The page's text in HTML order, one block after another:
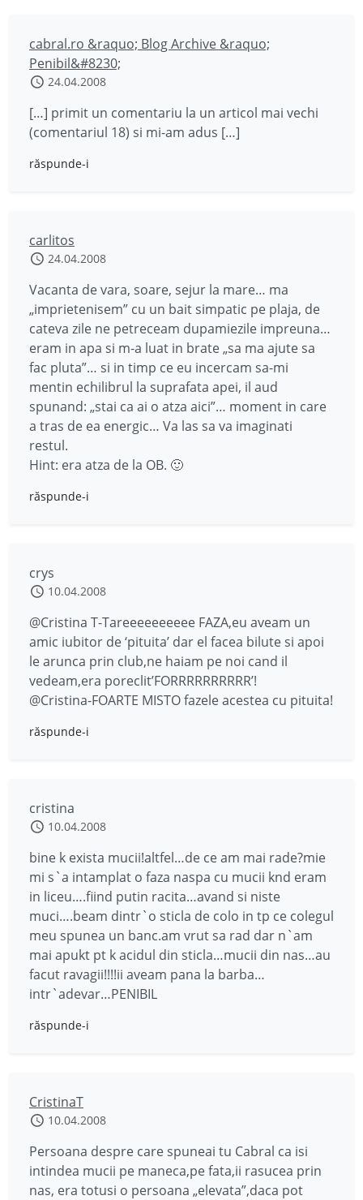
cabral.ro &raquo; Blog Archive &raquo;
Penibil&#8230;
24.04.2008
[…] primit un comentariu la un articol mai vechi
(comentariul 18) si mi-am adus […]
răspunde-i
carlitos
24.04.2008
Vacanta de vara, soare, sejur la mare… ma
„imprietenisem” cu un bait simpatic pe plaja, de
cateva zile ne petreceam dupamiezile impreuna…
eram in apa si m-a luat in brate „sa ma ajute sa
fac pluta”… si in timp ce eu incercam sa-mi
mentin echilibrul la suprafata apei, il aud
spunand: „stai ca ai o atza aici”… moment in care
a tras de ea energic… Va las sa va imaginati
restul.
Hint: era atza de la OB. 🙂
răspunde-i
crys
10.04.2008
@Cristina T-Tareeeeeeeeee FAZA,eu aveam un
amic iubitor de ‘pituita’ dar el facea bilute si apoi
le arunca prin club,ne haiam pe noi cand il
vedeam,era poreclit’FORRRRRRRRRR’!
@Cristina-FOARTE MISTO fazele acestea cu pituita!
răspunde-i
cristina
10.04.2008
bine k exista mucii!altfel…de ce am mai rade?mie
mi s`a intamplat o faza naspa cu mucii knd eram
in liceu….fiind putin racita…avand si niste
muci….beam dintr`o sticla de colo in tp ce colegul
meu spunea un banc.am vrut sa rad dar n`am
mai apukt pt k acidul din sticla…mucii din nas…au
facut ravagii!!!!ii aveam pana la barba…
intr`adevar…PENIBIL
răspunde-i
CristinaT
10.04.2008
Persoana despre care spuneai tu Cabral ca isi
intindea mucii pe maneca,pe fata,ii rasucea prin
nas, era totusi o persoana „elevata”,daca pot